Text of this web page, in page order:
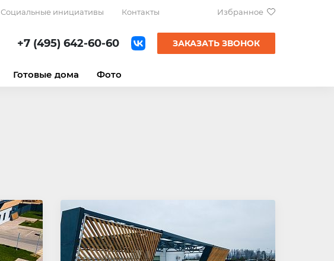
Социальные инициативы Контакты Избранное
+7 (495) 642-60-60 ЗАКАЗАТЬ ЗВОНОК
Готовые дома Фото